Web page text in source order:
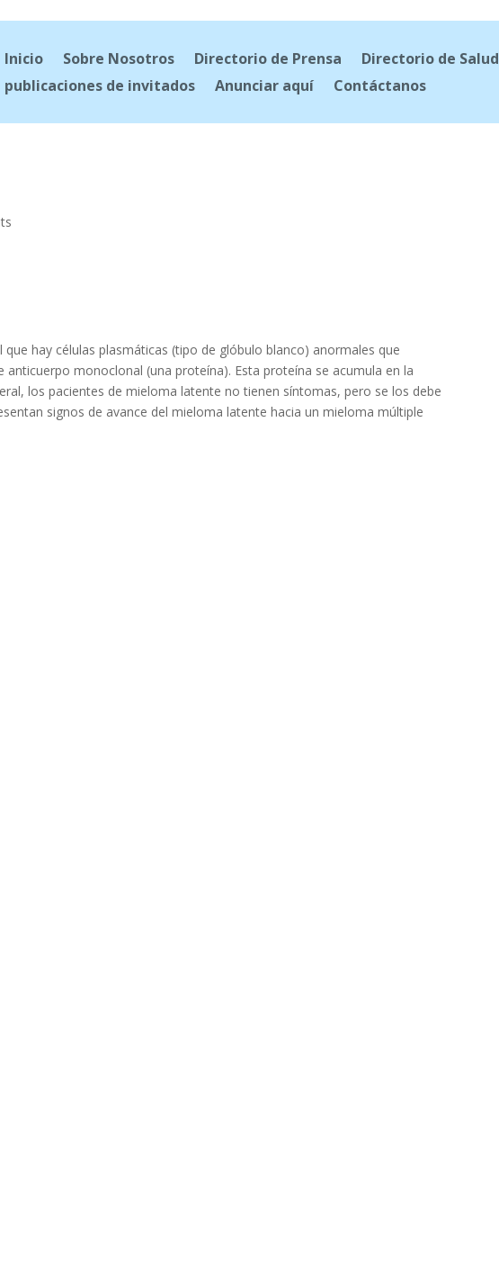
Inicio Sobre Nosotros Directorio de Prensa Directorio de Salud
publicaciones de invitados
Anunciar aquí Contáctanos
hay células plasmáticas (tipo de glóbulo blanco) anormales que
monoclonal (una proteína). Esta proteína se acumula en la
los pacientes de mieloma latente no tienen síntomas, pero se los debe
signos de avance del mieloma latente hacia un mieloma múltiple